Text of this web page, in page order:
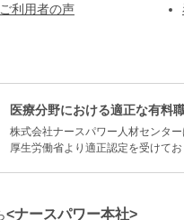
利用者の声
医療分野における適正な有料
株式会社ナースパワー人材センター
厚生労働省より適正認定を受けてお
<ナースパワー本社>